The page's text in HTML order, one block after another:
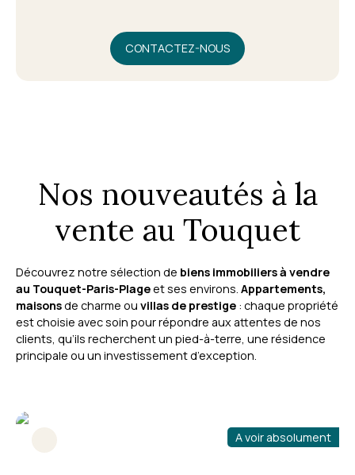
CONTACTEZ-NOUS
Nos nouveautés à la
vente au Touquet
Découvrez notre sélection de biens immobiliers à vendre
au Touquet-Paris-Plageet ses environs. Appartements,
maisonsde charme ou villas de prestige : chaque propriété
est choisie avec soin pour répondre aux attentes de nos
clients, qu’ils recherchent un pied-à-terre, une résidence
principale ou un investissement d’exception.
A voir absolument